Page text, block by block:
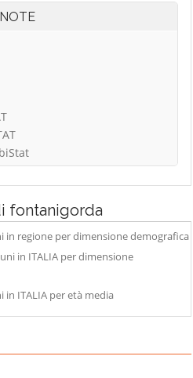
NOTE
fontanigorda
in regione per dimensione demografica
in ITALIA per dimensione
in ITALIA per età media